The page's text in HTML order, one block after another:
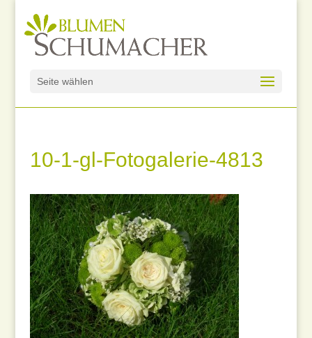
Seite wählen
10-1-gl-Fotogalerie-4813